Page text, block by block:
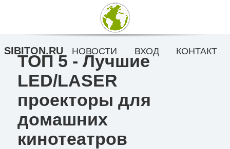
ТОП 5 - Лучшие
LED/LASER
проекторы для
домашних
кинотеатров
SIBITON.RU НОВОСТИ ВХОД КОНТАКТ